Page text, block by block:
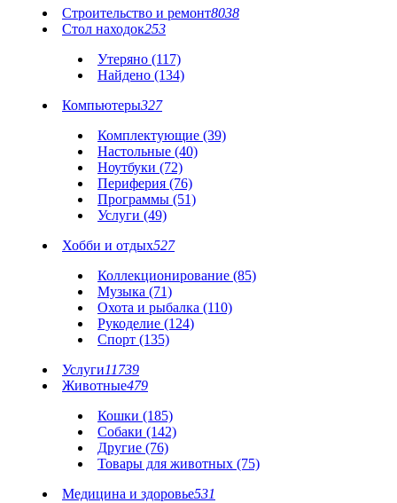
Строительство и ремонт8038
Стол находок253
Утеряно (117)
Найдено (134)
Компьютеры327
Комплектующие (39)
Настольные (40)
Ноутбуки (72)
Периферия (76)
Программы (51)
Услуги (49)
Хобби и отдых527
Коллекционирование (85)
Музыка (71)
Охота и рыбалка (110)
Рукоделие (124)
Спорт (135)
Услуги11739
Животные479
Кошки (185)
Собаки (142)
Другие (76)
Товары для животных (75)
Медицина и здоровье531